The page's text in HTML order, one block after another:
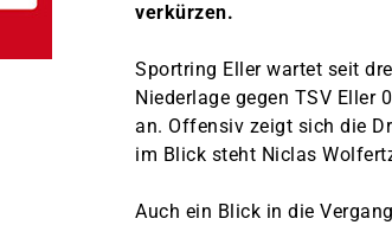
verkürzen.
Sportring Eller wartet seit
Niederlage gegen TSV Eller
an. Offensiv zeigt sich die
im Blick steht Niclas
Auch ein Blick in die